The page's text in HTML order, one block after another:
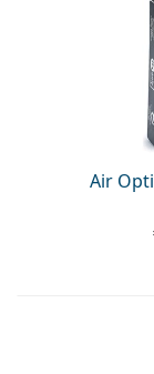
Air